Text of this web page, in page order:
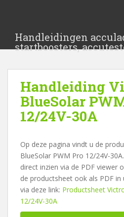
t
Handleidingen
startboosters,
Handleiding
BlueSolar
12/24V-30A
Op deze pagina vindt u de
BlueSolar PWM Pro 12/24V-
direct inzien via de PDF viewer
de productsheet ook als PDF
via deze link: Productsheet
12/24V-30A